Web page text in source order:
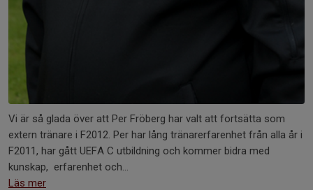
Vi är så glada över att Per Fröberg har valt att fortsätta som
extern tränare i F2012. Per har lång tränarerfarenhet från alla år i
F2011, har gått UEFA C utbildning och kommer bidra med
kunskap, erfarenhet och...
Läs mer